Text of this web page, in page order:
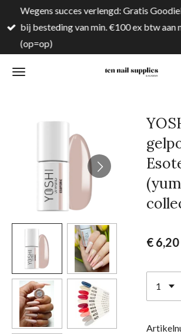
direct
naar
hoofdinhoud
Wegens succes verlengd: Gratis
bij besteding van min. €100 ex btw aan
(op=op)
€ 6,20